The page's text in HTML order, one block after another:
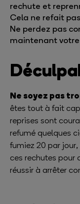
rechute et
Cela ne refait
Ne perdez pas
maintenant votre
Ne soyez pas
êtes tout à fait
reprises sont
refumé quelques
fumiez 20 par
ces rechutes pour
réussir à arrêter